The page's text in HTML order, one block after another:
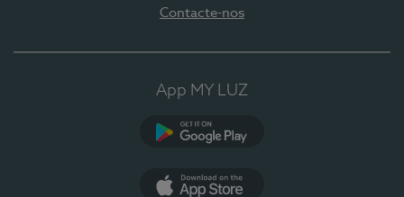
Contacte-nos
App MY LUZ